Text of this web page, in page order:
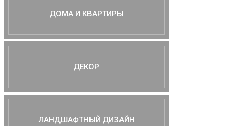
ДОМА И КВАРТИРЫ
ДЕКОР
ЛАНДШАФТНЫЙ ДИЗАЙН